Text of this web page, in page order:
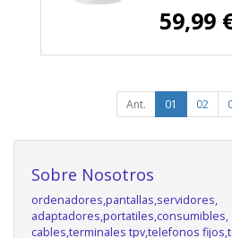
59,99
Ant. 01 02
Sobre Nosotros
ordenadores,pantallas,servidores,
adaptadores,portatiles,consumibles,
cables,terminales tpv,telefonos